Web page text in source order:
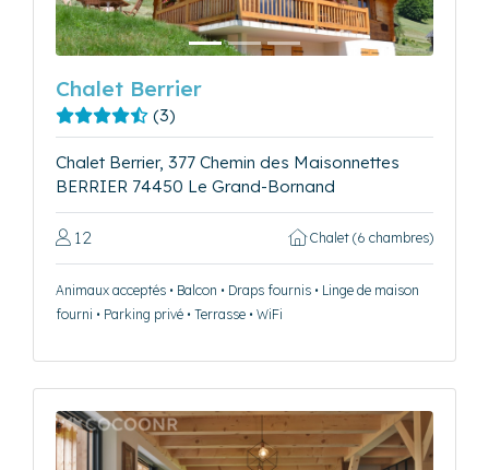
Chalet Berrier
(3)
Chalet Berrier, 377 Chemin des Maisonnettes
BERRIER 74450 Le Grand-Bornand
12 Chalet (6 chambres)
Animaux acceptés • Balcon • Draps fournis • Linge de maison
fourni • Parking privé • Terrasse • WiFi